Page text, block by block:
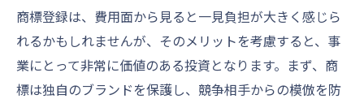
効率的な出願プロセスで時間とコストを削
減
商標出願書類の適正な準備と提出
専門家の活用で出願の成功率を高める
商標登録は、費用面から見ると一見負担が大きく感じら
れるかもしれませんが、そのメリットを考慮すると、事
業にとって非常に価値のある投資となります。まず、商
標は独自のブランドを保護し、競争相手からの模倣を防